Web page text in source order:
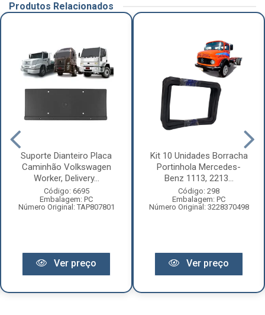
Produtos Relacionados
Suporte Dianteiro Placa
Caminhão Volkswagen
Worker, Delivery...
Código: 6695
Embalagem: PC
Número Original: TAP807801
Ver preço
Kit 10 Unidades Borracha
Portinhola Mercedes-
Benz 1113, 2213...
Código: 298
Embalagem: PC
Número Original: 3228370498
Ver preço